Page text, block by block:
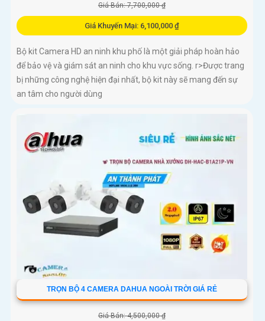
Giá Bán: 7,700,000 ₫
Giá Khuyến Mại: 6,100,000 ₫
Bộ kit Camera HD an ninh khu phố là một giải pháp hoàn hảo
để bảo vệ và giám sát an ninh cho khu vực sống. r>Được trang
bị những công nghệ hiện đại nhất, bộ kit này sẽ mang đến sự
an tâm cho người dùng
TRỌN BỘ 4 CAMERA DAHUA NGOÀI TRỜI GIÁ RẺ
Giá Bán: 4,500,000 ₫